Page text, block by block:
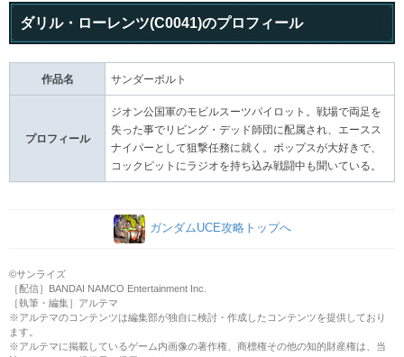
ダリル・ローレンツ(C0041)のプロフィール
作品名 サンダーボルト
プロフィール
ジオン公国軍のモビルスーツパイロット。戦場で両足を
失った事でリビング・デッド師団に配属され、エースス
ナイパーとして狙撃任務に就く。ポップスが大好きで、
コックピットにラジオを持ち込み戦闘中も聞いている。
ガンダムUCE攻略トップへ
©サンライズ
［配信］BANDAI NAMCO Entertainment Inc.
［執筆・編集］アルテマ
※アルテマのコンテンツは編集部が独自に検討・作成したコンテンツを提供しており
ます。
※アルテマに掲載しているゲーム内画像の著作権、商標権その他の知的財産権は、当